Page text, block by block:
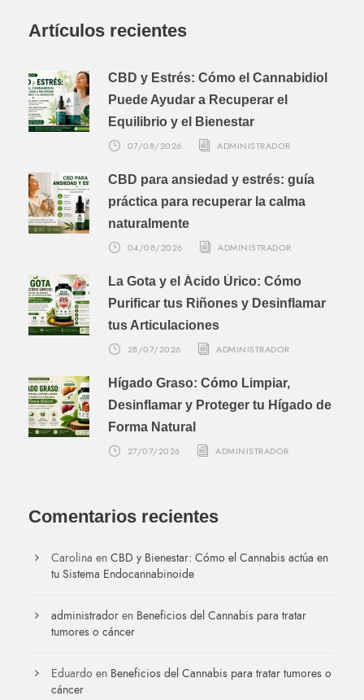
Artículos recientes
CBD y Estrés: Cómo el Cannabidiol
Puede Ayudar a Recuperar el
Equilibrio y el Bienestar
07/08/2026 ADMINISTRADOR
CBD para ansiedad y estrés: guía
práctica para recuperar la calma
naturalmente
04/08/2026 ADMINISTRADOR
La Gota y el Ácido Úrico: Cómo
Purificar tus Riñones y Desinflamar
tus Articulaciones
28/07/2026 ADMINISTRADOR
Hígado Graso: Cómo Limpiar,
Desinflamar y Proteger tu Hígado de
Forma Natural
27/07/2026 ADMINISTRADOR
Comentarios recientes
Carolina en CBD y Bienestar: Cómo el Cannabis actúa en
tu Sistema Endocannabinoide
administrador en Beneficios del Cannabis para tratar
tumores o cáncer
Eduardo en Beneficios del Cannabis para tratar tumores o
cáncer